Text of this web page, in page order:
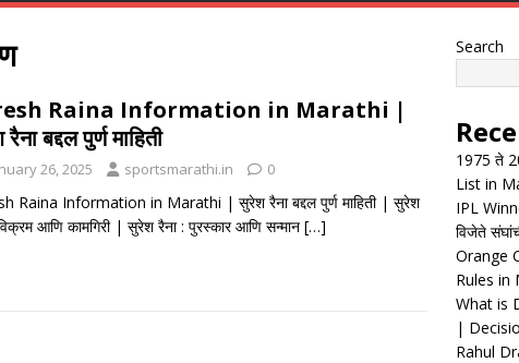
Raina Information in Marathi |
बद्दल पुर्ण माहिती
26, 2025 sportsmarathi.in 0
Raina Information in Marathi | सुरेश रैना बद्दल पुर्ण माहिती | सुरेश
आणि कामगिरी | सुरेश रैना : पुरस्कार आणि सन्मान […]
Search
1975 ते
List in
IPL
विजेते
Orange
Rules in
What is
|
Rahul